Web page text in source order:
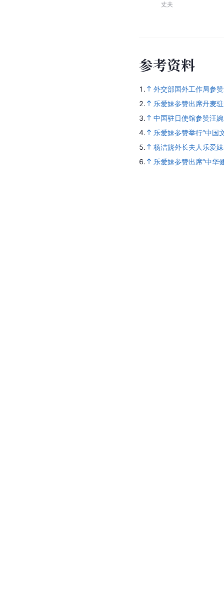
丈夫
参考资料
1.
外交部国外工作局参
2.
乐爱妹参赞出席丹麦
3.
中国驻日使馆参赞汪
4.
乐爱妹参赞举行“中国
5.
杨洁篪外长夫人乐爱
6.
乐爱妹参赞出席“中华